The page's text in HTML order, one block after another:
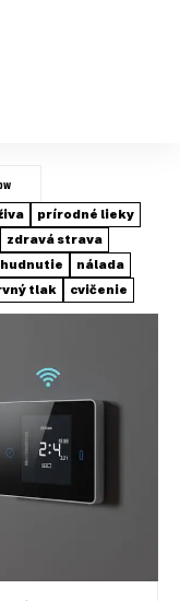
prírodné lieky
zdravá strava
nálada
tlak cvičenie